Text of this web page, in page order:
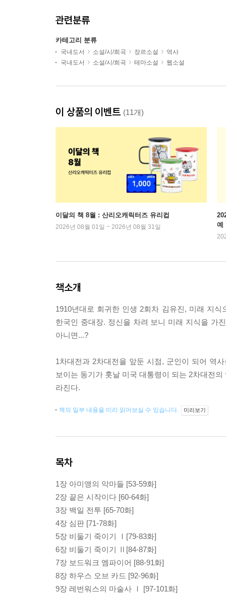
관련분류
카테고리 분류
국내도서 소설/시/희곡 장르소설
역사
국내도서
소설/시/희곡 테마소설 웹소설
이 상품의 이벤트 (11개)
이달의 책 8월 : 산리오캐릭터즈 유리컵
2026년 08월 01일 ~ 2026년 08월 31일
예
책소개
1910년대로 회귀한 인생 2회차 김유진, 미래 지
한국인 중대장. 정신을 차려 보니 미래 지식을 가
아니면...?
1차대전과 2차대전을 앞둔 시점, 군인이 되어 역
보이는 동기가 훗날 미국 대통령이 되는 2차대전
라진다.
책의 일부 내용을 미리 읽어보실 수 있습니다. 미리보기
목차
1장 아미앵의 악마들 [53-59화]
2장 끝은 시작이다 [60-64화]
3장 백일 전투 [65-70화]
4장 심판 [71-78화]
5장 비둘기 죽이기 Ⅰ[79-83화]
6장 비둘기 죽이기 Ⅱ[84-87화]
7장 보드워크 엠파이어 [88-91화]
8장 하우스 오브 카드 [92-96화]
9장 레번워스의 마술사 Ⅰ [97-101화]